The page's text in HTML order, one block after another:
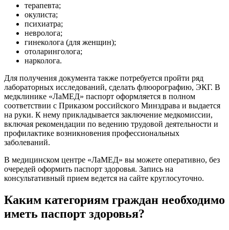
терапевта;
окулиста;
психиатра;
невролога;
гинеколога (для женщин);
отоларинголога;
нарколога.
Для получения документа также потребуется пройти ряд
лабораторных исследований, сделать флюорографию, ЭКГ. В
медклинике «ЛаМЕД» паспорт оформляется в полном
соответствии с Приказом российского Минздрава и выдается
на руки. К нему прикладывается заключение медкомиссии,
включая рекомендации по ведению трудовой деятельности и
профилактике возникновения профессиональных
заболеваний.
В медицинском центре «ЛаМЕД» вы можете оперативно, без
очередей оформить паспорт здоровья. Запись на
консультативный прием ведется на сайте круглосуточно.
Каким категориям граждан необходимо
иметь паспорт здоровья?